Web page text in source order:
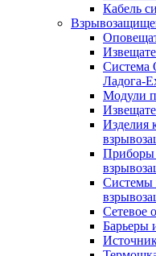
Кабель
Система
Ладога-
Модули
Изделия
Приборы
Системы
Сетевое
Барьеры